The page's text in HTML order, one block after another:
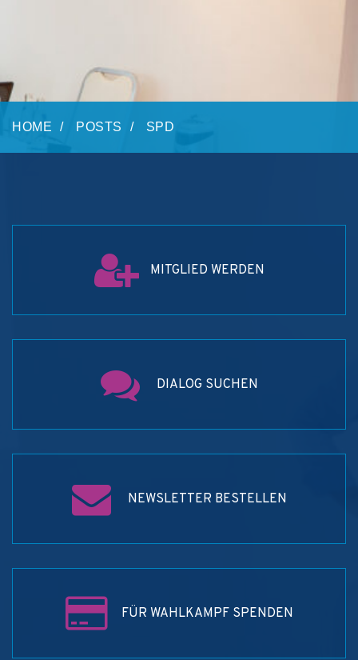
HOME POSTS SPD
MITGLIED WERDEN
DIALOG SUCHEN
NEWSLETTER BESTELLEN
FÜR WAHLKAMPF SPENDEN